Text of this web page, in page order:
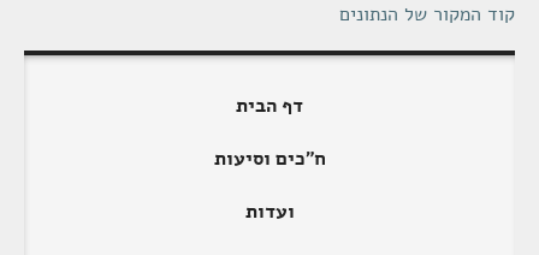
קוד המקור של הנתונים
דף הבית
ח"כים וסיעות
ועדות